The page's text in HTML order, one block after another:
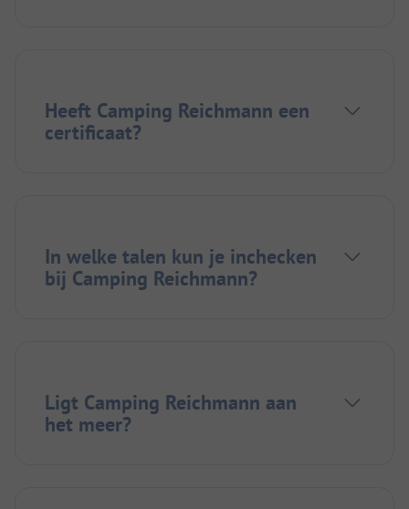
Heeft Camping Reichmann een
certificaat?
In welke talen kun je inchecken
bij Camping Reichmann?
Ligt Camping Reichmann aan
het meer?